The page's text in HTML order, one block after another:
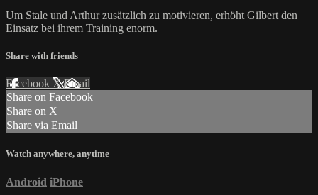
Um Stale und Arthur zusätzlich zu motivieren, erhöht Gilbert den
Einsatz bei ihrem Training enorm.
Share with friends
Facebook XEmail
Share on Facebook
Share on X
Share via Email
Watch anywhere, anytime
Android iPhone